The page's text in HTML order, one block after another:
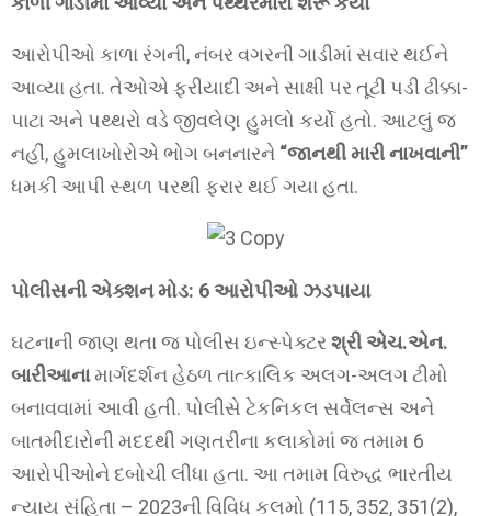
આરોપીઓ કાળા રંગની, નંબર વગરની ગાડીમાં સવાર થઈને
આવ્યા હતા. તેઓએ ફરીયાદી અને સાક્ષી પર તૂટી પડી ઢીક્કા-
પાટા અને પથ્થરો વડે જીવલેણ હુમલો કર્યો હતો. આટલું જ
નહીં, હુમલાખોરોએ ભોગ બનનારને “જાનથી મારી નાખવાની”
ધમકી આપી સ્થળ પરથી ફરાર થઈ ગયા હતા.
પોલીસની એક્શન મોડ: 6 આરોપીઓ ઝડપાયા
ઘટનાની જાણ થતા જ પોલીસ ઇન્સ્પેક્ટરશ્રી એચ.એન.
બારીઆનામાર્ગદર્શન હેઠળ તાત્કાલિક અલગ-અલગ ટીમો
બનાવવામાં આવી હતી. પોલીસે ટેકનિકલ સર્વેલન્સ અને
બાતમીદારોની મદદથી ગણતરીના કલાકોમાં જ તમામ 6
આરોપીઓને દબોચી લીધા હતા. આ તમામ વિરુદ્ધ ભારતીય
ન્યાય સંહિતા – 2023ની વિવિધ કલમો (115, 352, 351(2),